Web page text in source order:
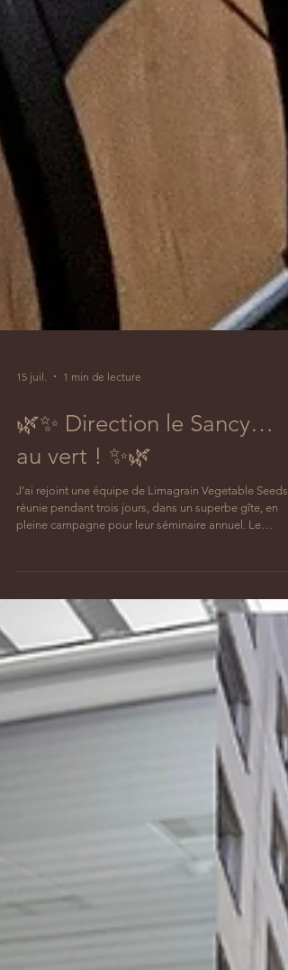
15 juil. 1 min de lecture
🌿✨ Direction le Sancy…
pleine campagne pour leur séminaire annuel. Le
troisième matin, pendant leur workshop, chacun des 8
participants a pu découvrir le massage assis dans un
petit coin cocooning que j’avais préparé avec
de soin.